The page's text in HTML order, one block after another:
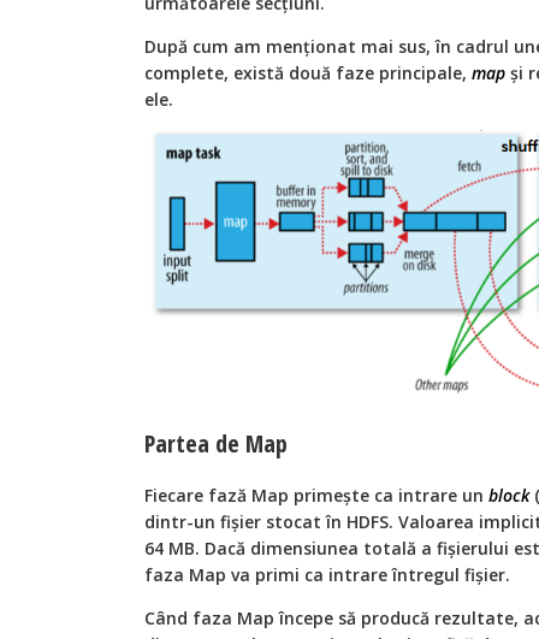
După cum am menționat mai sus, în cadrul
complete, există două faze principale, map și
ele.
Partea de Map
Fiecare fază Map primește ca intrare un block(
dintr-un fișier stocat în HDFS. Valoarea
64 MB. Dacă dimensiunea totală a fișierului
faza Map va primi ca intrare întregul fișier.
Când faza Map începe să producă rezultate,